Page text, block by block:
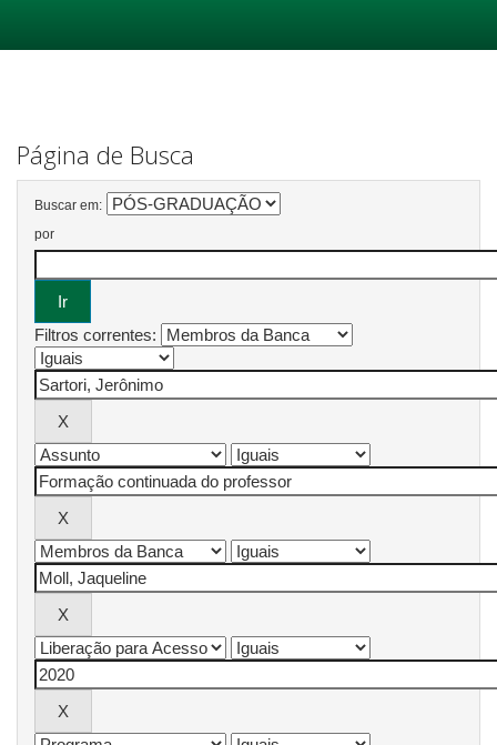
Página de Busca
Buscar em:
por
Filtros correntes: